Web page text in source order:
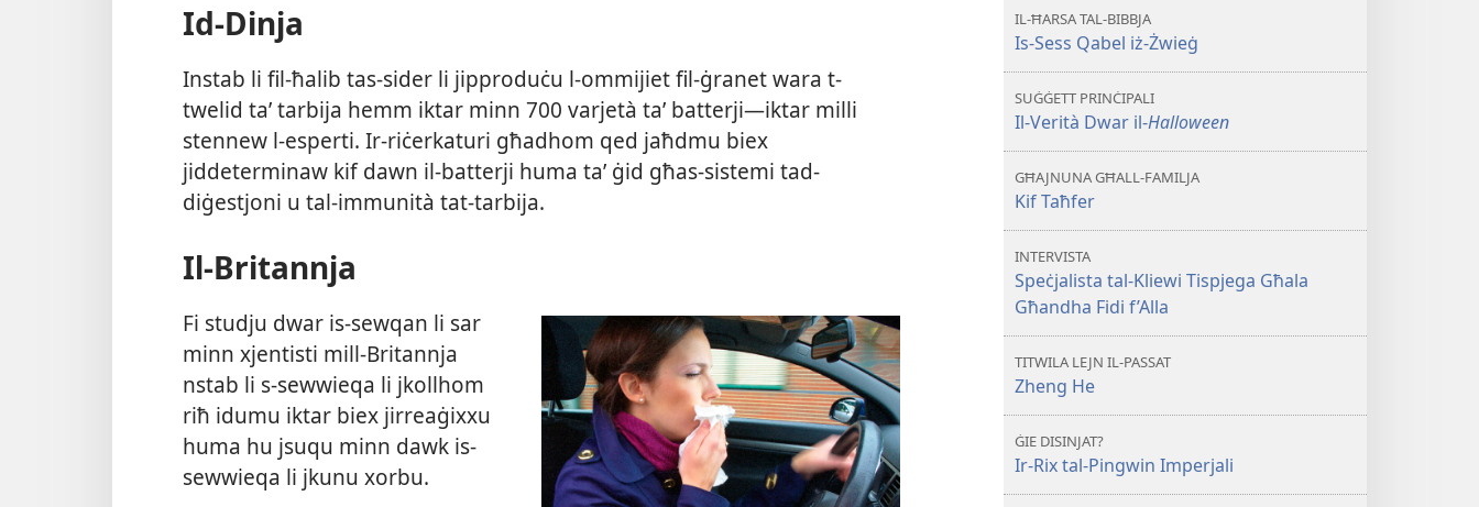
Id-​Dinja
Instab li fil-​ħalib tas-​sider li jipproduċu l-​ommijiet fil-​ġranet wara t-​
twelid taʼ tarbija hemm iktar minn 700 varjetà taʼ batterji—iktar milli
stennew l-​esperti. Ir-​riċerkaturi għadhom qed jaħdmu biex
jiddeterminaw kif dawn il-​batterji huma taʼ ġid għas-​sistemi tad-​
diġestjoni u tal-​immunità tat-​tarbija.
Il-​Britannja
Fi studju dwar is-​sewqan li sar
minn xjentisti mill-​Britannja
nstab li s-​sewwieqa li jkollhom
riħ idumu iktar biex jirreaġixxu
huma hu jsuqu minn dawk is-​
sewwieqa li jkunu xorbu.
Dwar
il-
IL-ĦARSA TAL-BIBBJA
Is-Sess Qabel iż-Żwieġ
SUĠĠETT PRINĊIPALI
Il-Verità Dwar il-Halloween
GĦAJNUNA GĦALL-FAMILJA
Kif Taħfer
INTERVISTA
Speċjalista tal-Kliewi Tispjega Għala
Għandha Fidi f’Alla
TITWILA LEJN IL-PASSAT
Zheng He
ĠIE DISINJAT?
Ir-Rix tal-Pingwin Imperjali